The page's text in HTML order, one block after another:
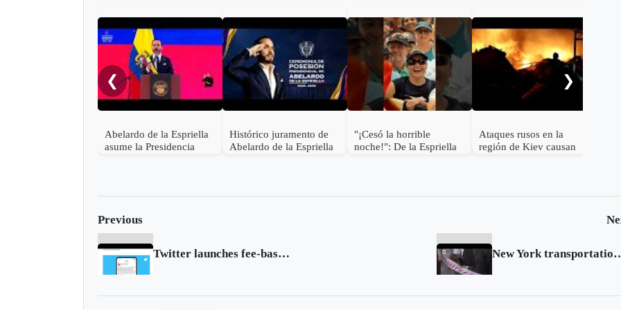
❮
Abelardo de la Espriella
asume la Presidencia
Histórico juramento de
Abelardo de la Espriella
"¡Cesó la horrible
noche!": De la Espriella
Ataques rusos en la
región de Kiev causan
❯
Previous
Twitter launches fee-based service to undo tweets New York